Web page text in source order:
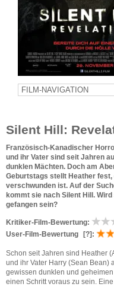
Silent Hill:
Französisch-Kanadischer
und ihr Vater sind seit Jahren
dunklen Mächten. Doch am
Geburtstags stellt Heather fest,
verschwunden ist. Auf der
kommt sie nach Silent Hill.
gefangen sein?
Kritiker-Film-Bewertung:
User-Film-Bewertung
[?] :
Schon seit Jahren sind Heather
und ihr Vater Harry (Sean Bean)
gewissen dunklen und
einen Schritt voraus zu sein.